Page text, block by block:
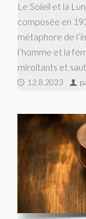
Le Soleil et la
composée en
métaphore de
l’homme et la
miroitants et
12.8.2023